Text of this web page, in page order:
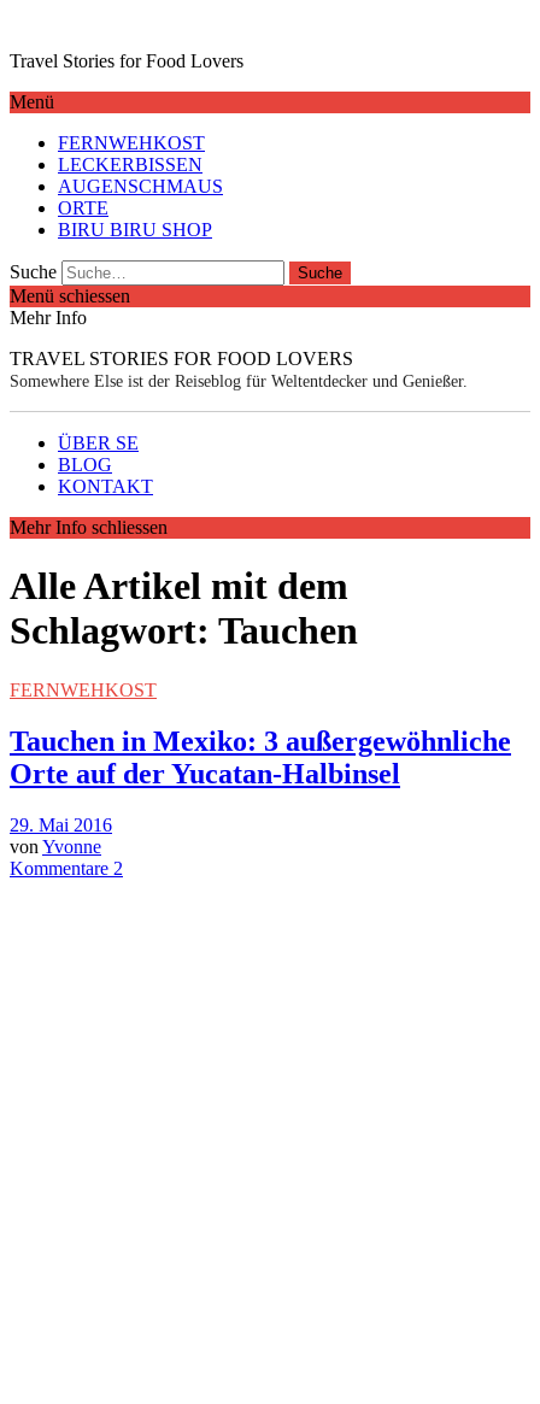
Travel Stories for Food Lovers
Menü
FERNWEHKOST
LECKERBISSEN
AUGENSCHMAUS
ORTE
BIRU BIRU SHOP
Suche
Menü schiessen
Mehr Info
TRAVEL STORIES FOR FOOD LOVERS
Somewhere Else ist der Reiseblog für Weltentdecker und Genießer.
ÜBER SE
BLOG
KONTAKT
Mehr Info schliessen
Alle Artikel mit dem
Schlagwort: Tauchen
FERNWEHKOST
Tauchen in Mexiko: 3 außergewöhnliche
Orte auf der Yucatan-Halbinsel
29. Mai 2016
von Yvonne
Kommentare 2